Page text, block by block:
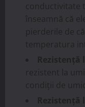
conductivitate
înseamnă că
pierderile de
temperatura
Rezistență
rezistent la
condiții de
Rezistență